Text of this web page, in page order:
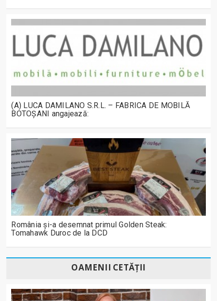
(A) LUCA DAMILANO S.R.L. – FABRICA DE MOBILĂ
BOTOȘANI angajează:
România și-a desemnat primul Golden Steak:
Tomahawk Duroc de la DCD
OAMENII CETĂȚII